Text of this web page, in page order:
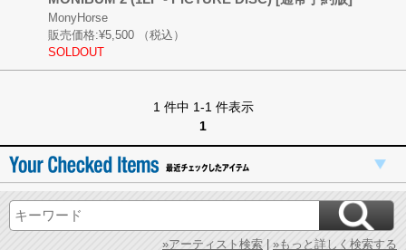
MonyHorse
販売価格:¥5,500
（税込）
SOLDOUT
1 件中 1-1 件表示
1
»アーティスト検索 | »もっと詳しく検索する